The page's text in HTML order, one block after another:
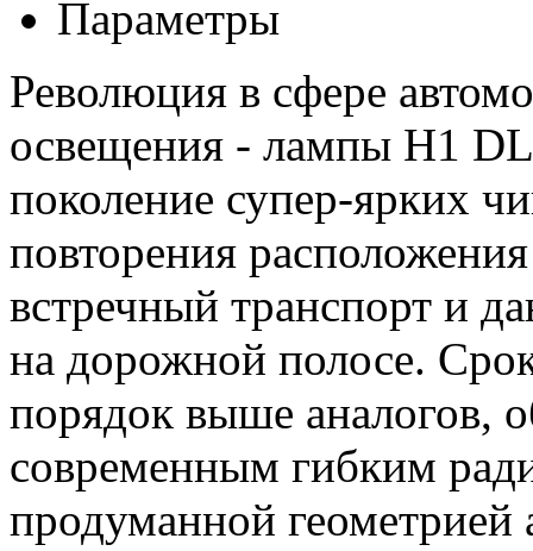
Параметры
Революция в сфере
освещения - лампы H1
поколение супер-ярких
повторения
встречный транспорт и
на дорожной полосе.
порядок выше аналогов,
современным гибким
продуманной